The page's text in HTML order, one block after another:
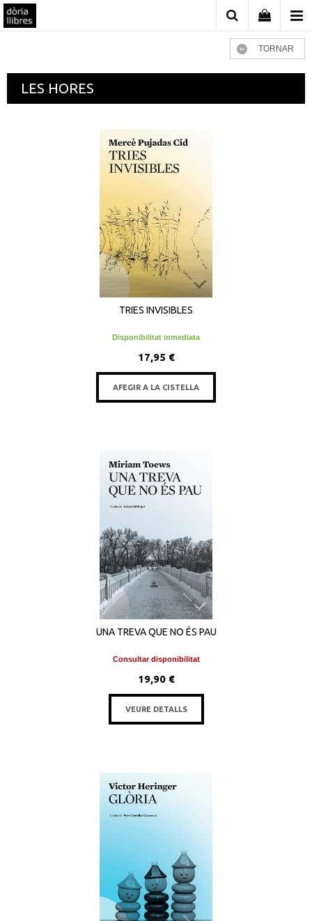
TORNAR
LES HORES
TRIES INVISIBLES
Disponibilitat inmediata
17,95 €
AFEGIR A LA CISTELLA
UNA TREVA QUE NO ÉS PAU
Consultar disponibilitat
19,90 €
VEURE DETALLS